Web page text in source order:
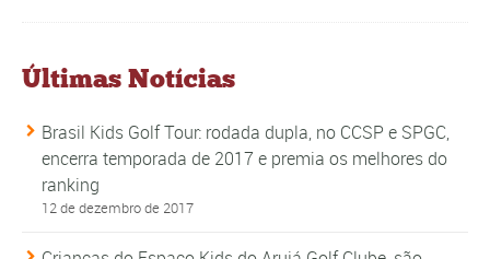
Últimas Notícias
Brasil Kids Golf Tour: rodada dupla, no CCSP e SPGC,
encerra temporada de 2017 e premia os melhores do
ranking
12 de dezembro de 2017